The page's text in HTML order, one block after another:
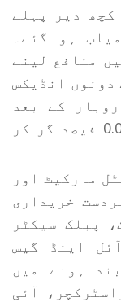
2 بجے سے کچھ دیر پہلے
ہو گئے۔
منافع لینے
دونوں انڈیکس
کے بعد
سینسیکس 0.11 فیصد اور نفٹی 0.07 فیصد گر کر
مارکیٹ اور
خریداری
پبلک سیکٹر
اینڈ گیس
ہونے میں
آئی